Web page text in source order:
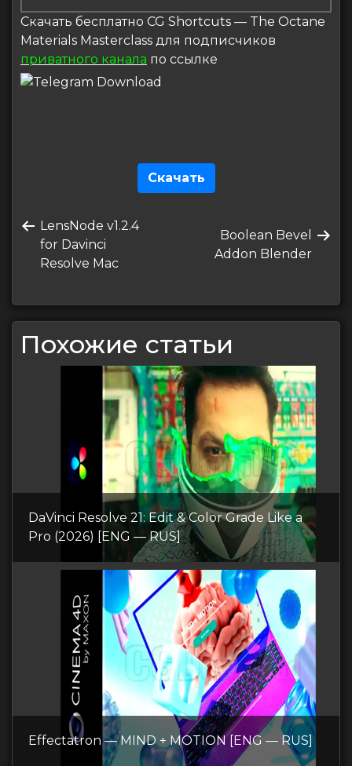
Скачать бесплатно CG Shortcuts — The Octane
Materials Masterclass для подписчиков
приватного канала по ссылке
Скачать
по
записям
Предыдущая
запись
LensNode v1.2.4
for Davinci
Resolve Mac
Следующая
запись
Boolean Bevel
Addon Blender
Похожие статьи
DaVinci Resolve 21: Edit & Color Grade Like a
Pro (2026) [ENG — RUS]
Effectatron — MIND + MOTION [ENG — RUS]